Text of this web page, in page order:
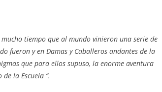
tiempo que al mundo vinieron una serie de
fueron y en Damas y Caballeros andantes de la
que para ellos supuso, la enorme aventura
la Escuela “.